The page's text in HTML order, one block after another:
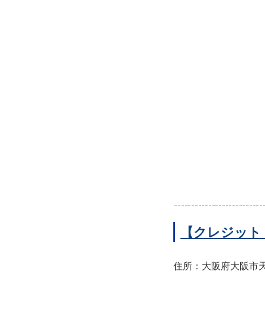
【クレジッ
住所：大阪府大阪市